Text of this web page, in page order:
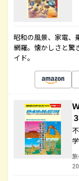
昭和の風景、家電、
網羅。懐かしさと驚
イド。